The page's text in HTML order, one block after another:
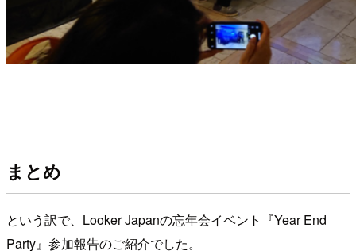
まとめ
という訳で、Looker Japanの忘年会イベント『Year End
Party』参加報告のご紹介でした。